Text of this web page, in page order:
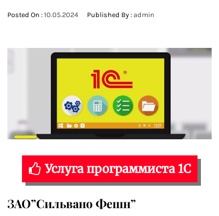
Posted On :10.05.2024 Published By : admin
Услуга программиста 1С
ЗАО”Сильвано Фешн”